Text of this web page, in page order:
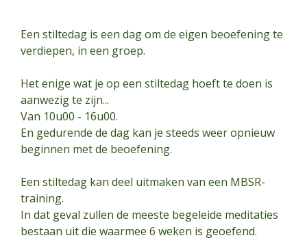
Een stiltedag is een dag om de eigen beoefening te
verdiepen, in een groep.
Het enige wat je op een stiltedag hoeft te doen is
aanwezig te zijn...
Van 10u00 - 16u00.
En gedurende de dag kan je steeds weer opnieuw
beginnen met de beoefening.
Een stiltedag kan deel uitmaken van een MBSR-
training.
In dat geval zullen de meeste begeleide meditaties
bestaan uit die waarmee 6 weken is geoefend.